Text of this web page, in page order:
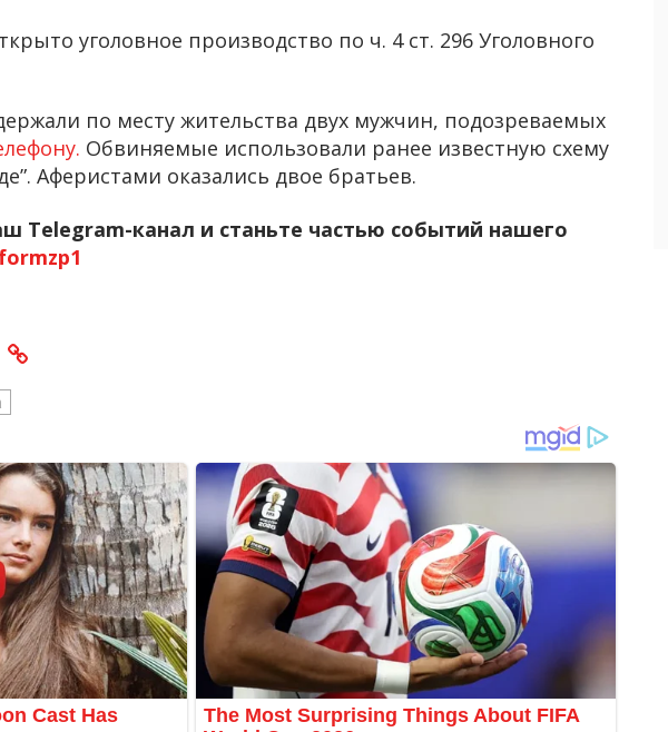
уголовное производство по ч. 4 ст. 296 Уголовного
по месту жительства двух мужчин, подозреваемых
Обвиняемые использовали ранее известную схему
Аферистами оказались двое братьев.
Telegram-канал и станьте частью событий нашего